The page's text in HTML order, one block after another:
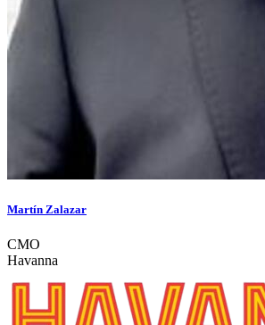
Martín Zalazar
CMO
Havanna